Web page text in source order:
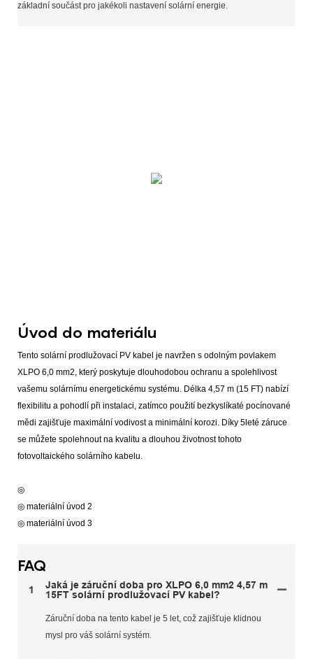
základní součást pro jakékoli nastavení solární energie.
Úvod do materiálu
Tento solární prodlužovací PV kabel je navržen s odolným povlakem
XLPO 6,0 mm2, který poskytuje dlouhodobou ochranu a spolehlivost
vašemu solárnímu energetickému systému. Délka 4,57 m (15 FT) nabízí
flexibilitu a pohodlí při instalaci, zatímco použití bezkyslíkaté pocínované
mědi zajišťuje maximální vodivost a minimální korozi. Díky 5leté záruce
se můžete spolehnout na kvalitu a dlouhou životnost tohoto
fotovoltaického solárního kabelu.
◎
◎ materiální úvod 2
◎ materiální úvod 3
FAQ
1
Jaká je záruční doba pro XLPO 6,0 mm2 4,57 m
15FT solární prodlužovací PV kabel?
Záruční doba na tento kabel je 5 let, což zajišťuje klidnou
mysl pro váš solární systém.